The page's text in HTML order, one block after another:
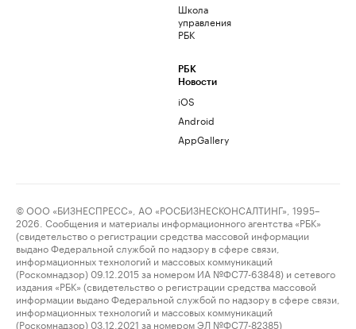
Школа
управления
РБК
РБК
Новости
iOS
Android
AppGallery
© ООО «БИЗНЕСПРЕСС», АО «РОСБИЗНЕСКОНСАЛТИНГ», 1995–
2026. Сообщения и материалы информационного агентства «РБК»
(свидетельство о регистрации средства массовой информации
выдано Федеральной службой по надзору в сфере связи,
информационных технологий и массовых коммуникаций
(Роскомнадзор) 09.12.2015 за номером ИА №ФС77-63848) и сетевого
издания «РБК» (свидетельство о регистрации средства массовой
информации выдано Федеральной службой по надзору в сфере связи,
информационных технологий и массовых коммуникаций
(Роскомнадзор) 03.12.2021 за номером ЭЛ №ФС77-82385)